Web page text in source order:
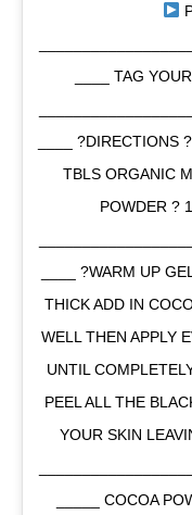
____ TAG
____ ?DIRECTIONS
TBLS ORGANIC
POWDER ?
____ ?WARM UP
THICK ADD IN
WELL THEN APPLY
UNTIL
PEEL ALL THE
YOUR SKIN
_____ COCOA